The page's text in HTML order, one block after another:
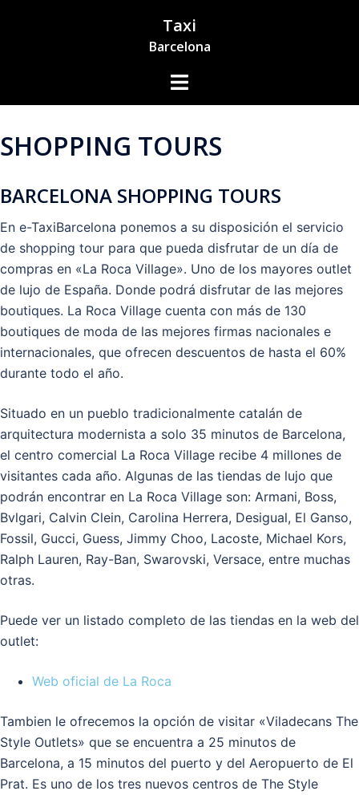
Taxi
Barcelona
Alternar
SHOPPING TOURS
BARCELONA SHOPPING TOURS
En e-TaxiBarcelona ponemos a su disposición el servicio
de shopping tour para que pueda disfrutar de un día de
compras en «La Roca Village». Uno de los mayores outlet
de lujo de España. Donde podrá disfrutar de las mejores
boutiques. La Roca Village cuenta con más de 130
boutiques de moda de las mejores firmas nacionales e
internacionales, que ofrecen descuentos de hasta el 60%
durante todo el año.
Situado en un pueblo tradicionalmente catalán de
arquitectura modernista a solo 35 minutos de Barcelona,
el centro comercial La Roca Village recibe 4 millones de
visitantes cada año. Algunas de las tiendas de lujo que
podrán encontrar en La Roca Village son: Armani, Boss,
Bvlgari, Calvin Clein, Carolina Herrera, Desigual, El Ganso,
Fossil, Gucci, Guess, Jimmy Choo, Lacoste, Michael Kors,
Ralph Lauren, Ray-Ban, Swarovski, Versace, entre muchas
otras.
Puede ver un listado completo de las tiendas en la web del
outlet:
Web oficial de La Roca
Tambien le ofrecemos la opción de visitar «Viladecans The
Style Outlets» que se encuentra a 25 minutos de
Barcelona, a 15 minutos del puerto y del Aeropuerto de El
Prat. Es uno de los tres nuevos centros de The Style